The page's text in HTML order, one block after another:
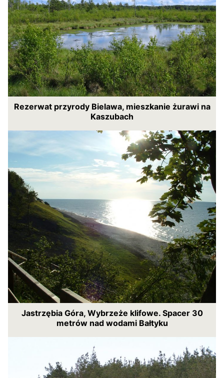
Rezerwat przyrody Bielawa, mieszkanie żurawi na
Kaszubach
Jastrzębia Góra, Wybrzeże klifowe. Spacer 30
metrów nad wodami Bałtyku